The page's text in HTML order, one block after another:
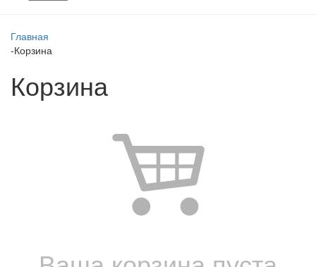
Главная
-Корзина
Корзина